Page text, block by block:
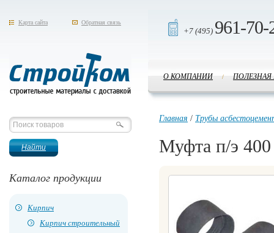
Карта сайта Обратная связь
+7 (495) 961-70-
О КОМПАНИИ /
Каталог продукции
Кирпич
Кирпич строительный
Главная / Трубы
Муфта п/э